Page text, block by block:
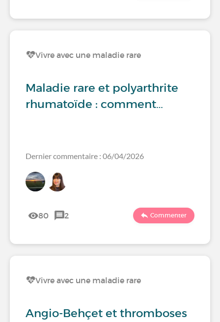
Vivre avec une maladie rare
Maladie rare et polyarthrite
rhumatoïde : comment…
Dernier commentaire : 06/04/2026
80 2 Commenter
Vivre avec une maladie rare
Angio-Behçet et thromboses